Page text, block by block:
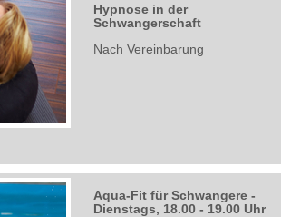
Hypnose in der
Schwangerschaft
Nach Vereinbarung
Aqua-Fit für Schwangere -
Dienstags, 18.00 - 19.00 Uhr